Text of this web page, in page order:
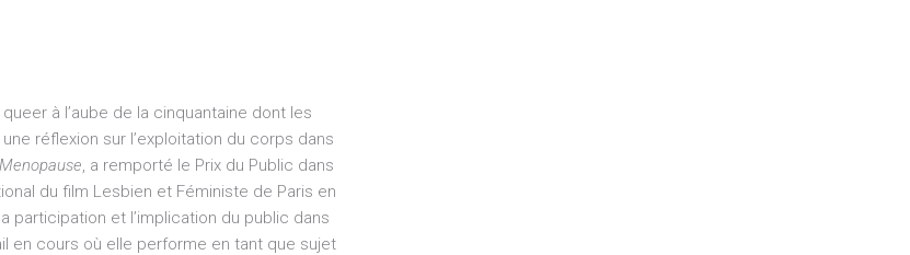
à l’aube de la cinquantaine dont les
réflexion sur l’exploitation du corps dans
, a remporté le Prix du Public dans
du film Lesbien et Féministe de Paris en
participation et l’implication du public dans
en cours où elle performe en tant que sujet